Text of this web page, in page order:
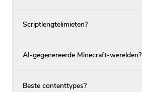
Scriptlengtelimieten?
AI-gegenereerde Minecraft-werelden?
Beste contenttypes?